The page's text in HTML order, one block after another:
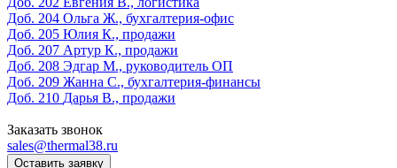
Доб. 204 Ольга Ж., бухгалтерия-офис
Доб. 205 Юлия К., продажи
Доб. 207 Артур К., продажи
Доб. 208 Эдгар М., руководитель ОП
Доб. 209 Жанна С., бухгалтерия-финансы
Доб. 210 Дарья В., продажи
Заказать звонок
sales@thermal38.ru
Оставить заявку